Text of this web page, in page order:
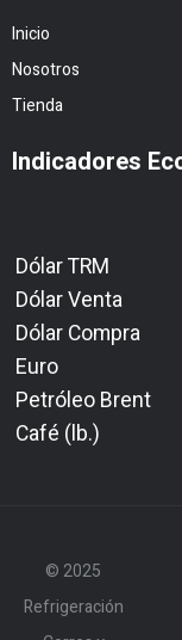
Inicio
Nosotros
Tienda
Indicadores
Dólar TRM
Dólar Venta
Dólar Compra
Euro
Petróleo Brent
Café (lb.)
© 2025
Refrigeración